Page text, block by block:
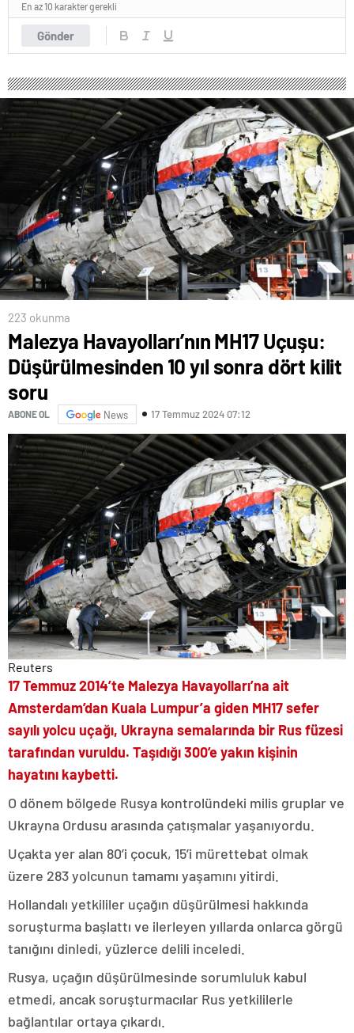
Gönder
En az 10 karakter gerekli
223 okunma
Malezya Havayolları’nın MH17 Uçuşu:
Düşürülmesinden 10 yıl sonra dört kilit
soru
ABONE OL News 17 Temmuz 2024 07:12
Reuters
17 Temmuz 2014’te Malezya Havayolları’na ait
Amsterdam’dan Kuala Lumpur’a giden MH17 sefer
sayılı yolcu uçağı, Ukrayna semalarında bir Rus füzesi
tarafından vuruldu. Taşıdığı 300’e yakın kişinin
hayatını kaybetti.
O dönem bölgede Rusya kontrolündeki milis gruplar ve
Ukrayna Ordusu arasında çatışmalar yaşanıyordu.
Uçakta yer alan 80’i çocuk, 15’i mürettebat olmak
üzere 283 yolcunun tamamı yaşamını yitirdi.
Hollandalı yetkililer uçağın düşürülmesi hakkında
soruşturma başlattı ve ilerleyen yıllarda onlarca görgü
tanığını dinledi, yüzlerce delili inceledi.
Rusya, uçağın düşürülmesinde sorumluluk kabul
etmedi, ancak soruşturmacılar Rus yetkililerle
bağlantılar ortaya çıkardı.